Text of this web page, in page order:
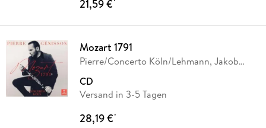
21,59 €
Mozart 1791
Pierre/Concerto Köln/Lehmann, Jakob
CD
Versand in 3-5 Tagen
28,19 €*